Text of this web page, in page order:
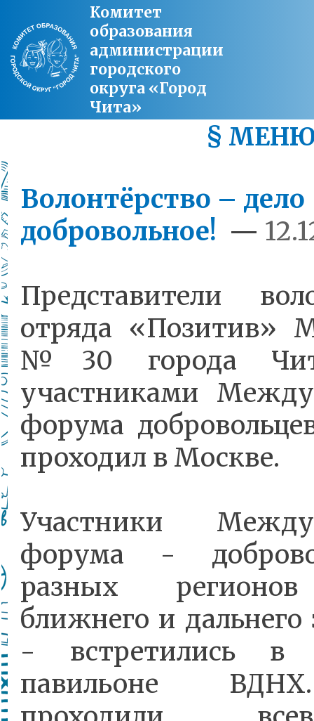
Комитет
образования
администрации
городского
округа «Город
Чита»
§
Волонтёрство – дело
добровольное! —
Представители
отряда
№30 города
участниками
форума
проходил в Москве.
Участники
форума -
разных
ближнего и дальнего
- встретились в
павильоне